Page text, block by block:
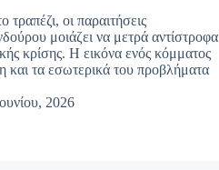
οι παραιτήσεις
μοιάζει να μετρά αντίστροφα
κρίσης. Η εικόνα ενός κόμματος
και τα εσωτερικά του προβλήματα
2026